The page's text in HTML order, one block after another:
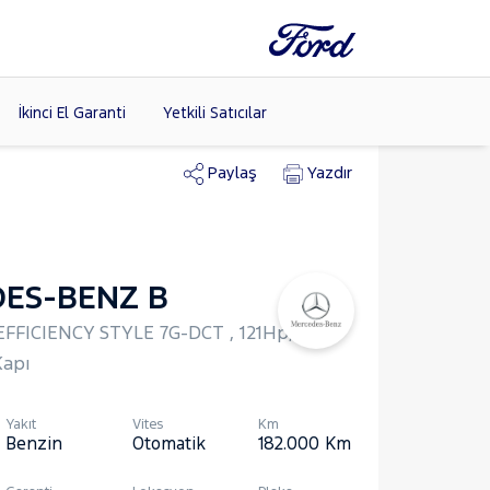
İkinci El Garanti Yetkili Satıcılar
Paylaş Yazdır
BENZ B
STYLE 7G-DCT , 121Hp,
Yakıt
Benzin
Vites
Otomatik
Km
182.000 Km